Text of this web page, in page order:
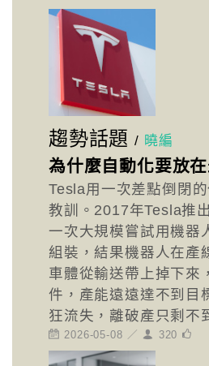
趨勢話題 / 曉編
為什麼自動化要放
Tesla用一次差點倒閉
教訓。2017年Tesla推
一次大規模嘗試用機器
組裝，結果機器人在產
車體從輸送帶上掉下來
件，產能遠遠達不到目
狂流失，離破產只剩不
2026-05-08 ／ 320